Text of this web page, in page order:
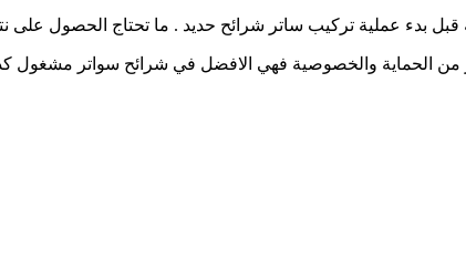
بدء عملية تركيب ساتر شرائح حديد . ما تحتاج الحصول
من الحماية والخصوصية فهي الافضل في شرائح سواتر مشغول